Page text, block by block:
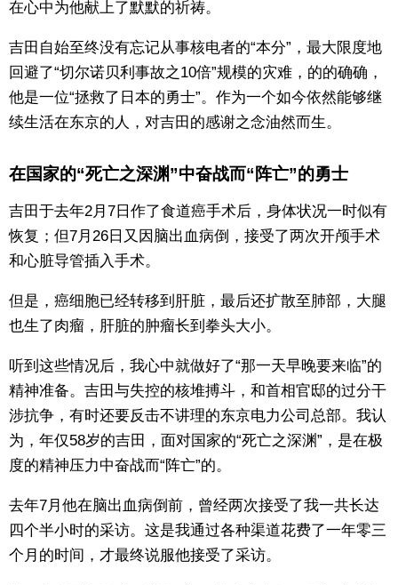
在心中为他献上了默默的祈祷。
吉田自始至终没有忘记从事核电者的“本分”，最大限度地
回避了“切尔诺贝利事故之10倍”规模的灾难，的的确确，
他是一位“拯救了日本的勇士”。作为一个如今依然能够继
续生活在东京的人，对吉田的感谢之念油然而生。
在国家的“死亡之深渊”中奋战而“阵亡”的勇士
吉田于去年2月7日作了食道癌手术后，身体状况一时似有
恢复；但7月26日又因脑出血病倒，接受了两次开颅手术
和心脏导管插入手术。
但是，癌细胞已经转移到肝脏，最后还扩散至肺部，大腿
也生了肉瘤，肝脏的肿瘤长到拳头大小。
听到这些情况后，我心中就做好了“那一天早晚要来临”的
精神准备。吉田与失控的核堆搏斗，和首相官邸的过分干
涉抗争，有时还要反击不讲理的东京电力公司总部。我认
为，年仅58岁的吉田，面对国家的“死亡之深渊”，是在极
度的精神压力中奋战而“阵亡”的。
去年7月他在脑出血病倒前，曾经两次接受了我一共长达
四个半小时的采访。这是我通过各种渠道花费了一年零三
个月的时间，才最终说服他接受了采访。